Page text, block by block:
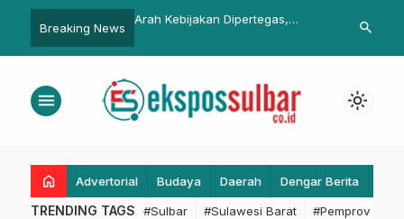
Breaking News
Sulbar Terlibat dalam
Pergub Mutu Komoditi
Exit Meeting BPK RI, PUPRD
Temuan 2025
Askary
2027
search
menu light_mode
home Advertorial Budaya Daerah Dengar Berita
TRENDING TAGS #Sulbar #Sulawesi Barat #Pemprov